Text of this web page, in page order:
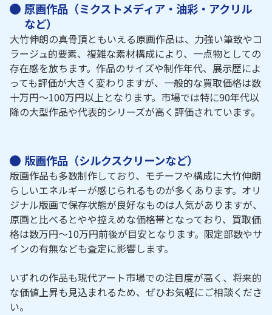
原画作品（ミクストメディア・油彩・アクリル
など）
大竹伸朗の真骨頂ともいえる原画作品は、力強い筆致やコ
ラージュ的要素、複雑な素材構成により、一点物としての
存在感を放ちます。作品のサイズや制作年代、展示歴によ
っても評価が大きく変わりますが、一般的な買取価格は数
十万円～100万円以上となります。市場では特に90年代以
降の大型作品や代表的シリーズが高く評価されています。
版画作品（シルクスクリーンなど）
版画作品も多数制作しており、モチーフや構成に大竹伸朗
らしいエネルギーが感じられるものが多くあります。オリ
ジナル版画で保存状態が良好なものは人気がありますが、
原画と比べるとやや控えめな価格帯となっており、買取価
格は数万円～10万円前後が目安となります。限定部数やサ
インの有無なども査定に影響します。
いずれの作品も現代アート市場での注目度が高く、将来的
な価値上昇も見込まれるため、ぜひお気軽にご相談くださ
い。